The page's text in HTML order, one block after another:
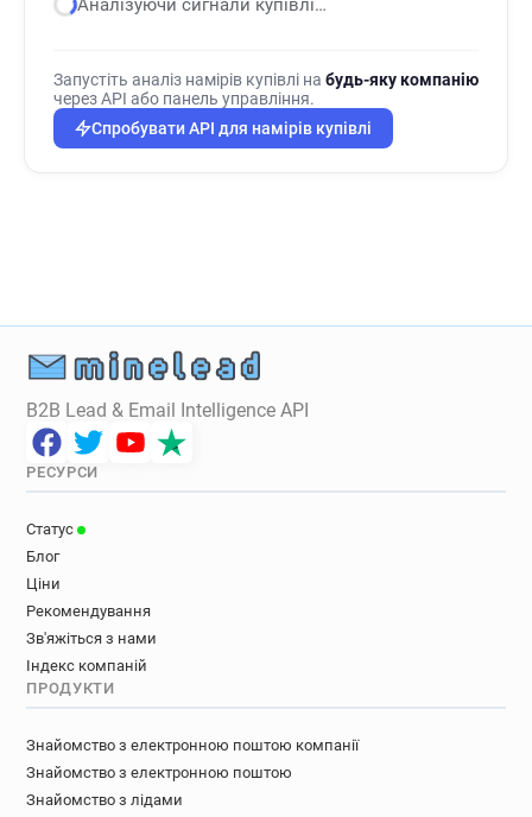
Аналізуючи сигнали купівлі…
Запустіть аналіз намірів купівлі на будь-яку компанію
через API або панель управління.
Спробувати API для намірів купівлі
B2B Lead & Email Intelligence API
РЕСУРСИ
Статус
Блог
Ціни
Рекомендування
Зв'яжіться з нами
Індекс компаній
ПРОДУКТИ
Знайомство з електронною поштою компанії
Знайомство з електронною поштою
Знайомство з лідами